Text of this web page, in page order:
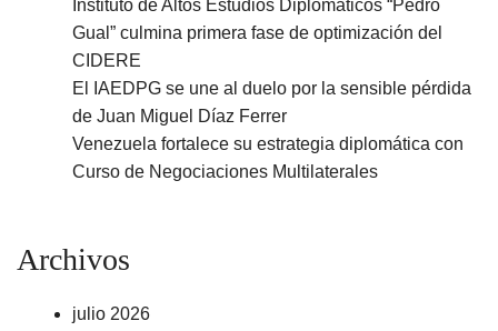
Instituto de Altos Estudios Diplomáticos “Pedro
Gual” culmina primera fase de optimización del
CIDERE
El IAEDPG se une al duelo por la sensible pérdida
de Juan Miguel Díaz Ferrer
Venezuela fortalece su estrategia diplomática con
Curso de Negociaciones Multilaterales
Archivos
julio 2026